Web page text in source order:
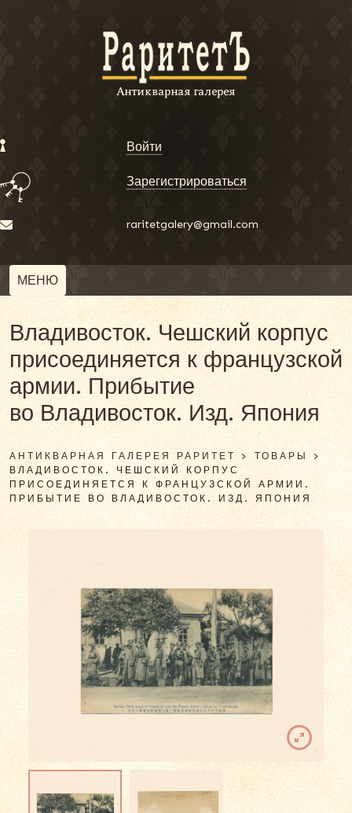
Войти
Зарегистрироваться
raritetgalery@gmail.com
МЕНЮ
Владивосток. Чешский корпус
присоединяется к французской
армии. Прибытие
во Владивосток. Изд. Япония
АНТИКВАРНАЯ ГАЛЕРЕЯ РАРИТЕТ >ТОВАРЫ>
ВЛАДИВОСТОК. ЧЕШСКИЙ КОРПУС
ПРИСОЕДИНЯЕТСЯ К ФРАНЦУЗСКОЙ АРМИИ.
ПРИБЫТИЕ ВО ВЛАДИВОСТОК. ИЗД. ЯПОНИЯ